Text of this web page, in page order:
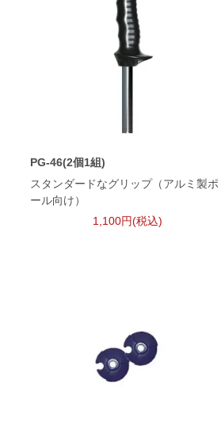
PG-46(2個1組)
スタンダードなグリップ（アルミ製ポ
ール向け）
1,100円(税込)